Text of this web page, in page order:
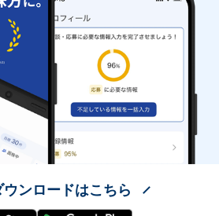
ウンロードはこちら